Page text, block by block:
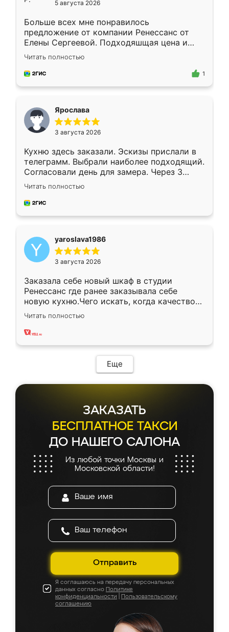
5 августа 2026
Больше всех мне понравилось
предложение от компании Ренессанс от
Елены Сергеевой. Подходяшщая цена и
короткие сроки изготовления. Приехавший
для замера сотрудник Владислав
предложил по моему эскизу самый
Читать полностью
1
Ярослава
3 августа 2026
Кухню здесь заказали. Эскизы прислали в
телеграмм. Выбрали наиболее подходящий.
Согласовали день для замера. Через 3
недели кухня была уже готова. Остались
довольны работой. Спасибо Ренессанс
мебель за качественную работу!
Читать полностью
yaroslava1986
3 августа 2026
Заказала себе новый шкаф в студии
Ренессанс где ранее заказывала себе
новую кухню.Чего искать, когда качеством
вполне довольна. Служит кухня уже почти
два года, нареканий нет.
Читать полностью
Еще
ЗАКАЗАТЬ
БЕСПЛАТНОЕ ТАКСИ
ДО НАШЕГО САЛОНА
Из любой точки Москвы и
Московской области!
Отправить
Я соглашаюсь на передачу персональных
данных согласно Политике
конфиденциальности
Пользовательскому
соглашению